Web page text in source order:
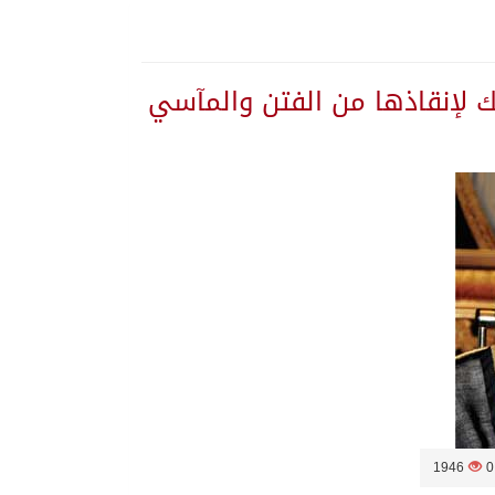
الصمت
لإنقاذها من الفتن والمآسي
0
1946